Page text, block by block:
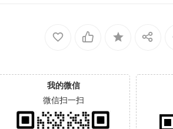
我的微信
微信扫一扫